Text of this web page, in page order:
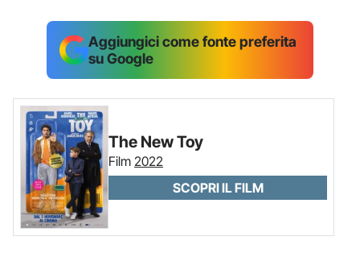
Aggiungici come fonte preferita
su Google
The New Toy
Film 2022
SCOPRI IL FILM